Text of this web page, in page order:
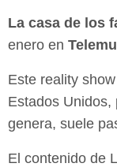
La casa de los
enero en
Este reality
Estados Unidos,
genera, suele
El contenido de